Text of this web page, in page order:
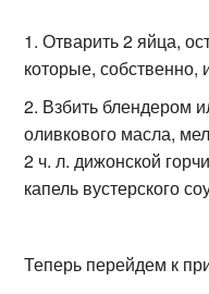
Отварить 2 яйца,
которые, собственно,
Взбить блендером
оливкового масла,
2 ч. л. дижонской
капель вустерского
Теперь перейдем к